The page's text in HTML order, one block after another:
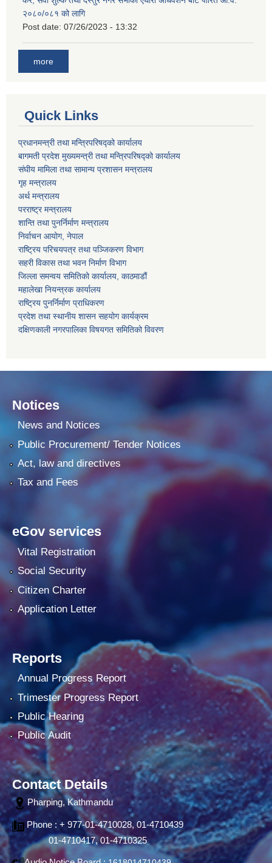
२०८०/०८१ को लागि
Post date: 07/26/2023 - 13:32
more
Quick Links
प्रधानमन्त्री तथा मन्त्रिपरिषद्को कार्यालय
बागमती प्रदेश मुख्यमन्त्री तथा मन्त्रिपरिषद्को कार्यालय
संघीय मामिला तथा सामान्य प्रशासन मन्त्रालय
गृह मन्त्रालय
अर्थ मन्त्रालय
परराष्ट्र मन्त्रालय
शान्ति तथा पुनर्निर्माण मन्त्रालय
निर्वाचन आयोग, नेपाल
राष्ट्रिय परिचयपत्र तथा पञ्जिकरण विभाग
सहरी विकास तथा भवन निर्माण विभाग
जिल्ला समन्वय समितिको कार्यालय, काठमाडौं
महालेखा नियन्त्रक कार्यालय
राष्ट्रिय पुनर्निर्माण प्राधिकरण
प्रदेश तथा स्थानीय शासन सहयोग कार्यक्रम
दक्षिणकाली नगरपालिका विषयगत समितिको विवरण
Notices
News and Notices
Public Procurement/ Tender Notices
Act, law and directives
Tax and Fees
eGov services
Vital Registration
Social Security
Citizen Charter
Application Letter
Reports
Annual Progress Report
Trimester Progress Report
Public Hearing
Public Audit
Contact Details
Pharping, Kathmandu
Phone : + 977-01-4710028, 01-4710439
01-4710417, 01-4710325